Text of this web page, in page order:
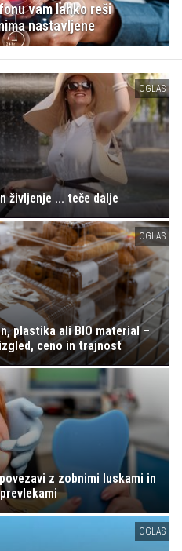
vam lahko reši
nastavljene
OGLAS
življenje ... teče dalje
OGLAS
plastika ali BIO material –
ceno in trajnost
z zobnimi luskami in
OGLAS